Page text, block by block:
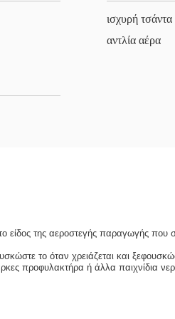
ισχυρή
αντλία αέρα
της αεροστεγής παραγωγής που
το όταν χρειάζεται και
προφυλακτήρα ή άλλα παιχνίδια